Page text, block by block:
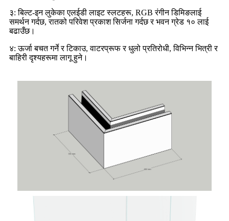
३: बिल्ट-इन लुकेका एलईडी लाइट स्लटहरू, RGB रंगीन डिमिङलाई
समर्थन गर्दछ, रातको परिवेश प्रकाश सिर्जना गर्दछ र भवन ग्रेड १० लाई
बढाउँछ।
४: ऊर्जा बचत गर्ने र टिकाउ, वाटरप्रूफ र धुलो प्रतिरोधी, विभिन्न भित्री र
बाहिरी दृश्यहरूमा लागू हुने।